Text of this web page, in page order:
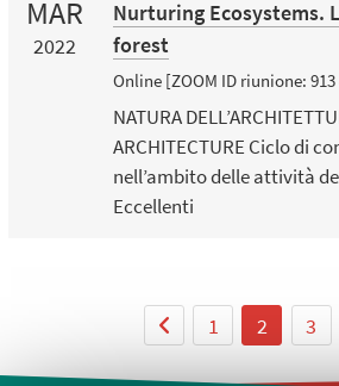
MAR
2022
Nurturing Ecosystems.
forest
Online [ZOOM ID riunione: 913
NATURA
ARCHITECTURE Ciclo di
nell’ambito delle attività
Eccellenti
1 2 3